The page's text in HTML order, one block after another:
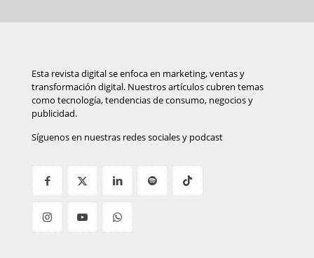
Esta revista digital se enfoca en marketing, ventas y
transformación digital. Nuestros artículos cubren temas
como tecnología, tendencias de consumo, negocios y
publicidad.
Síguenos en nuestras redes sociales y podcast